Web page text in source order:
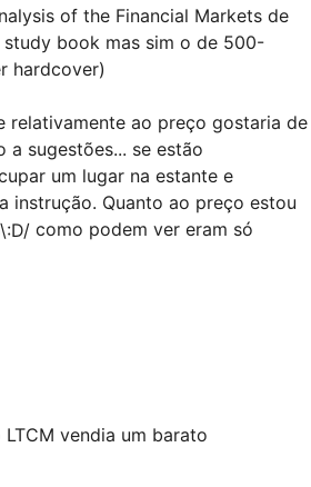
of the Financial Markets de
book mas sim o de 500-
hardcover)
relativamente ao preço gostaria de
sugestões... se estão
um lugar na estante e
instrução. Quanto ao preço estou
como podem ver eram só
LTCM vendia um barato